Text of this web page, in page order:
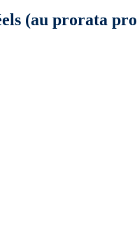
(au prorata